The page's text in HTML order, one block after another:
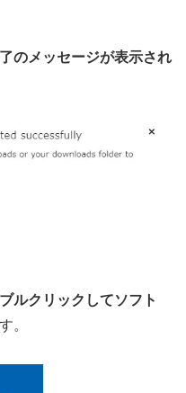
のメッセージが表示され
ルクリックしてソフト
。